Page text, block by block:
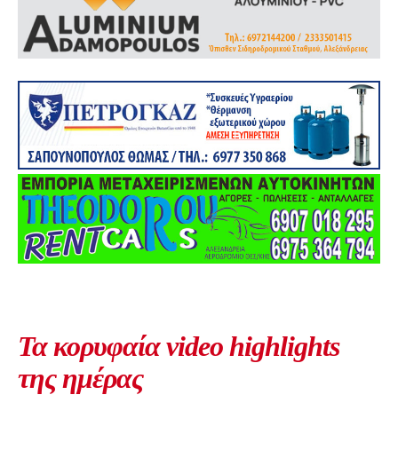
Τα κορυφαία video highlights
της ημέρας